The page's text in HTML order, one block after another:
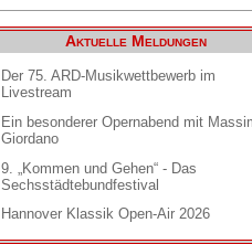
Aktuelle Meldungen
Der 75. ARD-Musikwettbewerb im
Livestream
Ein besonderer Opernabend mit
Giordano
9. „Kommen und Gehen“ - Das
Sechsstädtebundfestival
Hannover Klassik Open-Air 2026